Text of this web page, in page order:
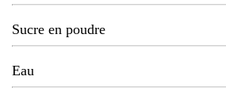
Sucre en poudre
Eau